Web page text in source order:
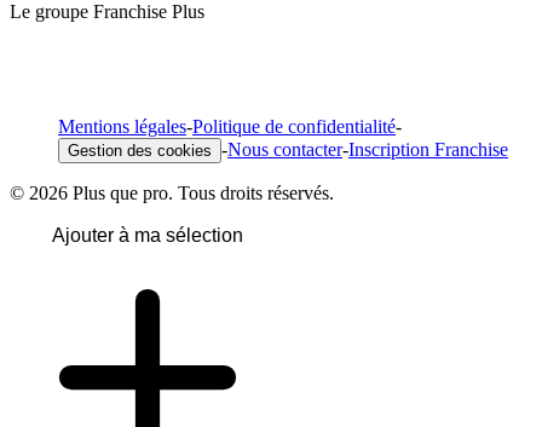
Le groupe Franchise Plus
Mentions légales-Politique de confidentialité-
Gestion des cookies -Nous contacter-Inscription Franchise
© 2026 Plus que pro. Tous droits réservés.
Ajouter à ma sélection